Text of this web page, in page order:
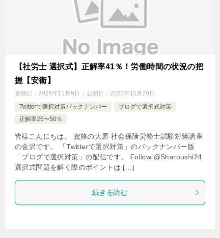
【社労士 選択式】正解率41％！労働時間の状況の把
握【安衛】
更新日： 2025年11月9日 公開日： 2025年10月20日
Twitterで選択対策バックナンバー
ブログで選択式対策
正解率26〜50％
皆様こんにちは。 資格の大原 社会保険労務士試験対策講座
の金沢です。 「Twitterで選択対策」のバックナンバー版
「ブログで選択対策」の配信です。 Follow @Sharoushi24
選択式問題を解く際のポイントは […]
続きを読む